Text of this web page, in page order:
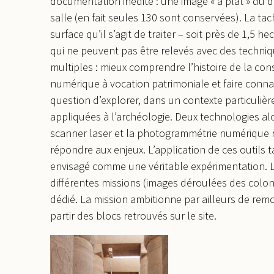
salle (en fait seules 130 sont conservées). La
surface qu’il s’agit de traiter – soit près de 1,5
qui ne peuvent pas être relevés avec des
multiples : mieux comprendre l’histoire de la
numérique à vocation patrimoniale et faire
question d’explorer, dans un contexte
appliquées à l’archéologie. Deux technologies
scanner laser et la photogrammétrie
répondre aux enjeux. L’application de ces
envisagé comme une véritable
différentes missions (images déroulées des
dédié. La mission ambitionne par ailleurs de
partir des blocs retrouvés sur le site.